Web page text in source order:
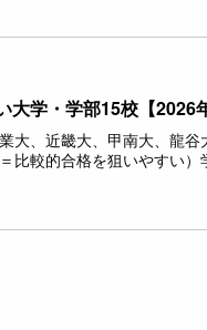
学・学部15校【2026
大、近畿大、甲南大、龍
比較的合格を狙いやすい